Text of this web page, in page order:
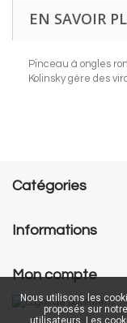
EN SAVOIR
Pinceau à ongles
Kolinsky gère des
Catégories
Informations
Mon compte
Nous utilisons les
proposés sur
utilisateurs. Les